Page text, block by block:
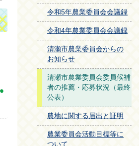
令和5年農業委員会会議録
令和4年農業委員会会議録
清瀬市農業委員会からの
お知らせ
清瀬市農業委員会委員候補
者の推薦・応募状況（最終
公表）
農地に関する届出と証明
農業委員会活動目標等に
ついて